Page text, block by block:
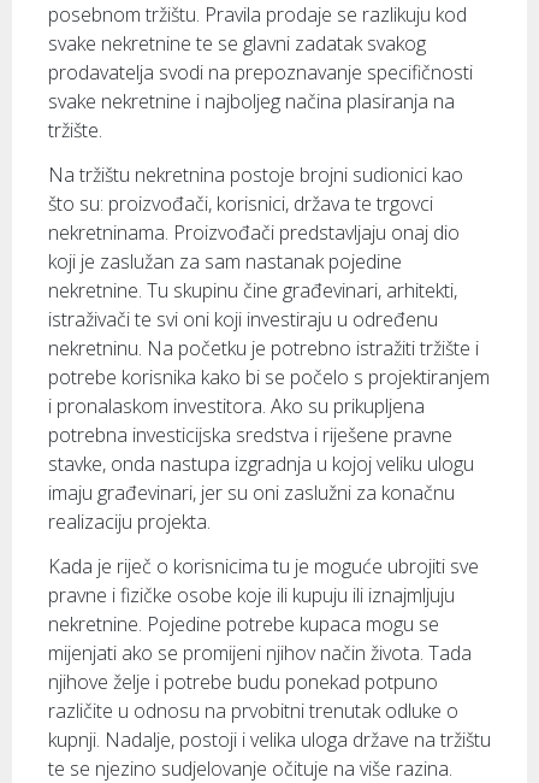
posebnom tržištu. Pravila prodaje se razlikuju kod
svake nekretnine te se glavni zadatak svakog
prodavatelja svodi na prepoznavanje specifičnosti
svake nekretnine i najboljeg načina plasiranja na
tržište.
Na tržištu nekretnina postoje brojni sudionici kao
što su: proizvođači, korisnici, država te trgovci
nekretninama. Proizvođači predstavljaju onaj dio
koji je zaslužan za sam nastanak pojedine
nekretnine. Tu skupinu čine građevinari, arhitekti,
istraživači te svi oni koji investiraju u određenu
nekretninu. Na početku je potrebno istražiti tržište i
potrebe korisnika kako bi se počelo s projektiranjem
i pronalaskom investitora. Ako su prikupljena
potrebna investicijska sredstva i riješene pravne
stavke, onda nastupa izgradnja u kojoj veliku ulogu
imaju građevinari, jer su oni zaslužni za konačnu
realizaciju projekta.
Kada je riječ o korisnicima tu je moguće ubrojiti sve
pravne i fizičke osobe koje ili kupuju ili iznajmljuju
nekretnine. Pojedine potrebe kupaca mogu se
mijenjati ako se promijeni njihov način života. Tada
njihove želje i potrebe budu ponekad potpuno
različite u odnosu na prvobitni trenutak odluke o
kupnji. Nadalje, postoji i velika uloga države na tržištu
te se njezino sudjelovanje očituje na više razina.